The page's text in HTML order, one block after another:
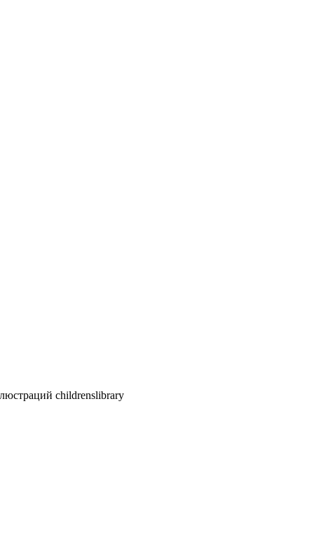
childrenslibrary